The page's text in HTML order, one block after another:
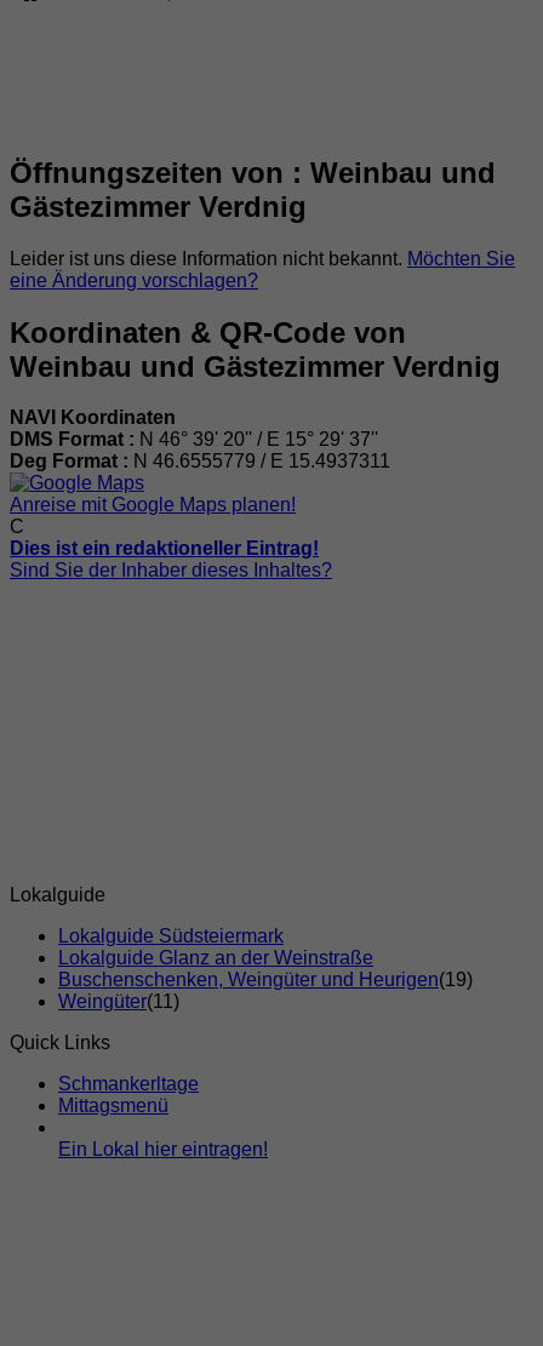
Öffnungszeiten von : Weinbau und
Gästezimmer Verdnig
Leider ist uns diese Information nicht bekannt. Möchten Sie
eine Änderung vorschlagen?
Koordinaten & QR-Code von
Weinbau und Gästezimmer Verdnig
NAVI Koordinaten
DMS Format : N 46° 39' 20'' / E 15° 29' 37''
Deg Format : N 46.6555779 / E 15.4937311
Anreise mit Google Maps planen!
C
Dies ist ein redaktioneller Eintrag!
Sind Sie der Inhaber dieses Inhaltes?
Lokalguide
Lokalguide Südsteiermark
Lokalguide Glanz an der Weinstraße
Buschenschenken, Weingüter und Heurigen(19)
Weingüter(11)
Quick Links
Schmankerltage
Mittagsmenü
Ein Lokal hier eintragen!